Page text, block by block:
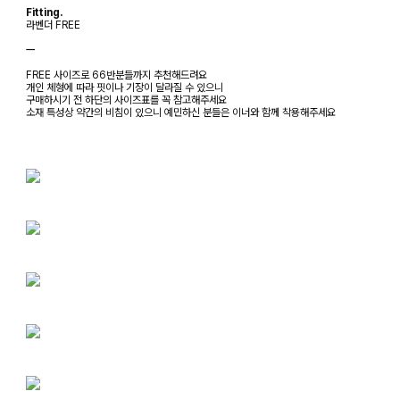
Fitting.
라벤더 FREE
ㅡ
FREE 사이즈로 66반분들까지 추천해드려요
개인 체형에 따라 핏이나 기장이 달라질 수 있으니
구매하시기 전 하단의 사이즈표를 꼭 참고해주세요
소재 특성상 약간의 비침이 있으니 예민하신 분들은 이너와 함께 착용해주세요